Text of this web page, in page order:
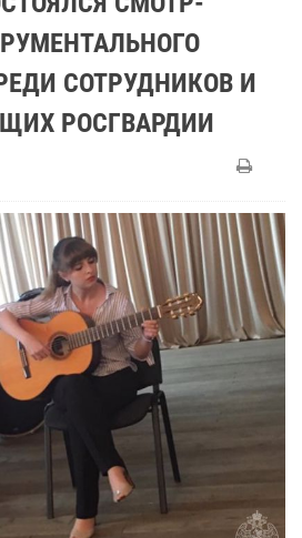
СОТРУДНИКОВ И
РОСГВАРДИИ